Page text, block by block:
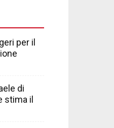
per il
di
stima il